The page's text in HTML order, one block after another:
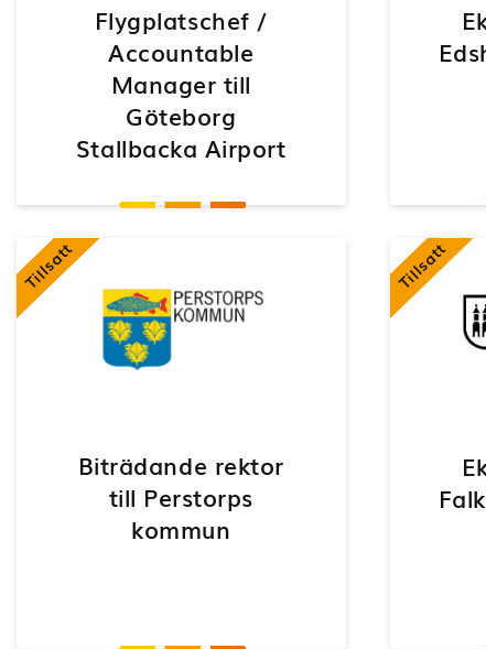
Flygplatschef /
Accountable
Manager till
Göteborg
Stallbacka Airport
Biträdande rektor
till Perstorps
kommun
Tillsatt Tillsatt